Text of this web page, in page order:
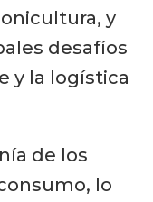
y
desafíos
y la logística
de los
lo